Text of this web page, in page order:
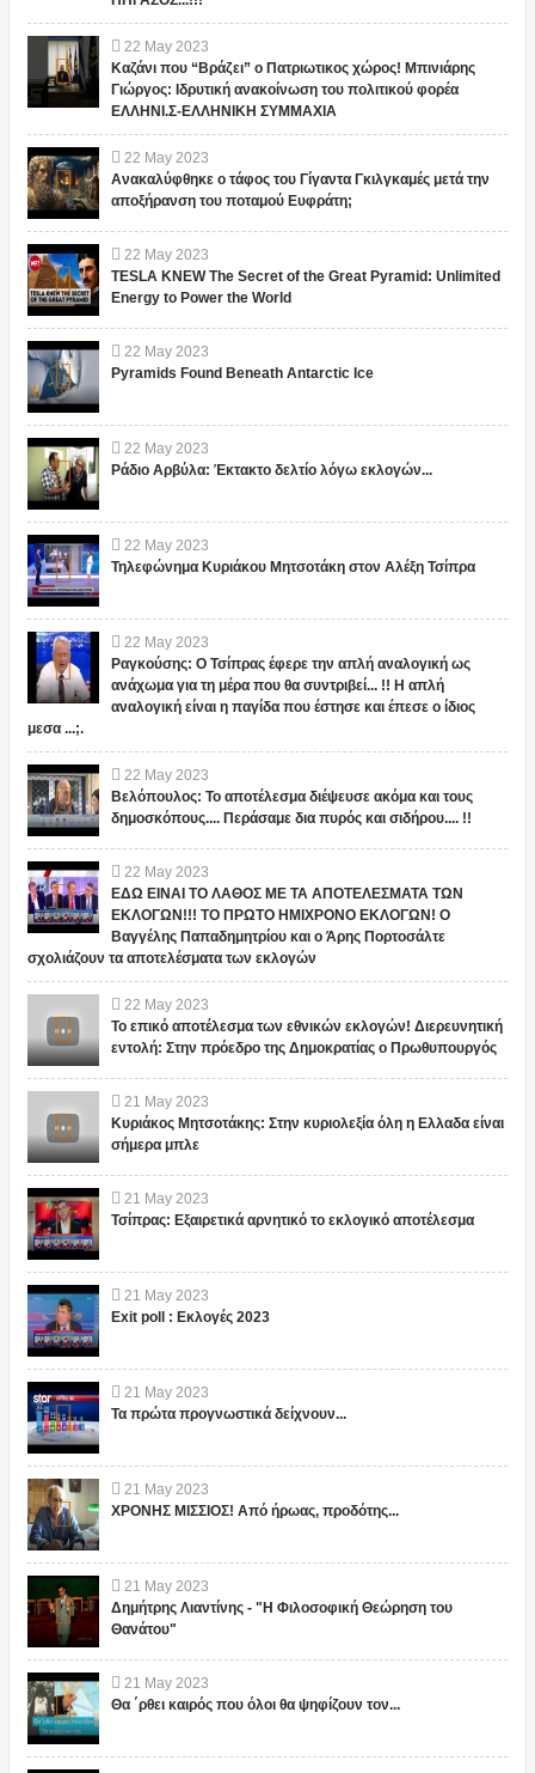
22 May 2023
Καζάνι που “Βράζει” ο Πατριωτικος χώρος! Μπινιάρης
Γιώργος: Ιδρυτική ανακοίνωση του πολιτικού φορέα
ΕΛΛΗΝΙ.Σ-ΕΛΛΗΝΙΚΗ ΣΥΜΜΑΧΙΑ
22 May 2023
Ανακαλύφθηκε ο τάφος του Γίγαντα Γκιλγκαμές μετά την
αποξήρανση του ποταμού Ευφράτη;
22 May 2023
TESLA KNEW The Secret of the Great Pyramid: Unlimited
Energy to Power the World
22 May 2023
Pyramids Found Beneath Antarctic Ice
22 May 2023
Ράδιο Αρβύλα: Έκτακτο δελτίο λόγω εκλογών...
22 May 2023
Τηλεφώνημα Κυριάκου Μητσοτάκη στον Αλέξη Τσίπρα
22 May 2023
Ραγκούσης: Ο Τσίπρας έφερε την απλή αναλογική ως
ανάχωμα για τη μέρα που θα συντριβεί... !! Η απλή
αναλογική είναι η παγίδα που έστησε και έπεσε ο ίδιος
μεσα ...;.
22 May 2023
Βελόπουλος: Το αποτέλεσμα διέψευσε ακόμα και τους
δημοσκόπους.... Περάσαμε δια πυρός και σιδήρου.... !!
22 May 2023
ΕΔΩ ΕΙΝΑΙ ΤΟ ΛΑΘΟΣ ΜΕ ΤΑ ΑΠΟΤΕΛΕΣΜΑΤΑ ΤΩΝ
ΕΚΛΟΓΩΝ!!! ΤΟ ΠΡΩΤΟ ΗΜΙΧΡΟΝΟ ΕΚΛΟΓΩΝ! Ο
Βαγγέλης Παπαδημητρίου και ο Άρης Πορτοσάλτε
σχολιάζουν τα αποτελέσματα των εκλογών
22 May 2023
Το επικό αποτέλεσμα των εθνικών εκλογών! Διερευνητική
εντολή: Στην πρόεδρο της Δημοκρατίας ο Πρωθυπουργός
21 May 2023
Κυριάκος Μητσοτάκης: Στην κυριολεξία όλη η Ελλαδα είναι
σήμερα μπλε
21 May 2023
Τσίπρας: Εξαιρετικά αρνητικό το εκλογικό αποτέλεσμα
21 May 2023
Exit poll : Εκλογές 2023
21 May 2023
Τα πρώτα προγνωστικά δείχνουν...
21 May 2023
ΧΡΟΝΗΣ ΜΙΣΣΙΟΣ! Από ήρωας, προδότης...
21 May 2023
Δημήτρης Λιαντίνης - "Η Φιλοσοφική Θεώρηση του
Θανάτου"
21 May 2023
Θα ΄ρθει καιρός που όλοι θα ψηφίζουν τον...